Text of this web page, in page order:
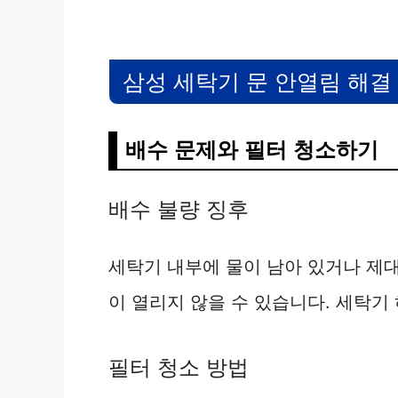
삼성 세탁기 문 안열림 해결
배수 문제와 필터 청소하기
배수 불량 징후
세탁기 내부에 물이 남아 있거나 제
이 열리지 않을 수 있습니다. 세탁
필터 청소 방법